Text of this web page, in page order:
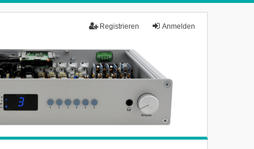
Anmelden
Registrieren